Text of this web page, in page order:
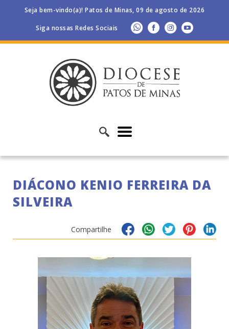
Seja bem-vindo(a)! Patos de Minas, 09 de agosto de 2026
Siga nossas Redes Sociais
DIÁCONO KENIO FERREIRA DA
SILVEIRA
Compartilhe